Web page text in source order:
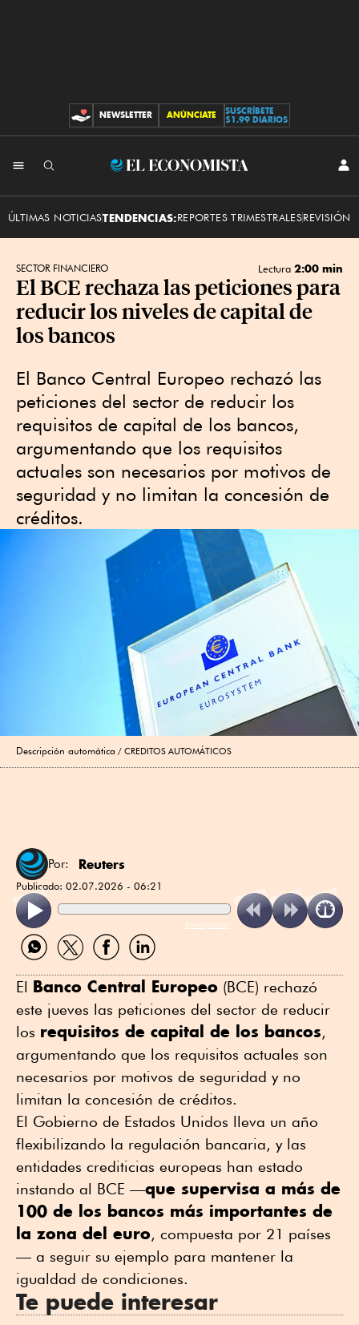
CONTRIBUCIONES
NEWSLETTER ANÚNCIATE
SUSCRÍBETE
$1.99 DIARIOS
El
ÚLTIMAS NOTICIASTENDENCIAS:REPORTES TRIMESTRALESREVISIÓN
SECTOR FINANCIERO Lectura 2:00 min
El BCE rechaza las peticiones para
reducir los niveles de capital de
los bancos
El ⁠Banco Central Europeo rechazó las
peticiones ⁠del sector de reducir los
requisitos de capital de los bancos,
argumentando que ‌los requisitos
actuales son necesarios por motivos ⁠de
seguridad y no limitan ⁠la concesión de
créditos.
Descripción automática CREDITOS AUTOMÁTICOS
Por: Reuters
Publicado: 02.07.2026 - 06:21
ReadSpeaker
Compartir
por
Compartir
por
Compartir
por
Compartir
por
El ⁠ Banco Central Europeo (BCE) rechazó
este jueves las peticiones ⁠del sector de reducir
los requisitos de capital de los bancos,
argumentando que los requisitos actuales son
necesarios por motivos ⁠de seguridad y no
limitan ⁠la concesión de créditos.
El Gobierno de Estados Unidos lleva un año
flexibilizando la regulación bancaria, y las
entidades crediticias europeas han estado
instando al BCE —que supervisa a más de
100 de los bancos más importantes de
la zona del euro, compuesta por 21 países
— a seguir su ejemplo para mantener la
igualdad de condiciones.
Te puede interesar